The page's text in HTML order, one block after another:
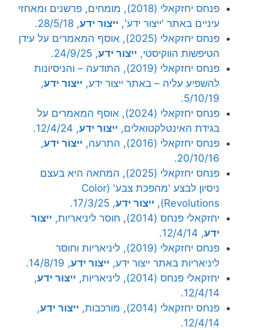
פנחס יחזקאלי (2018), מומחים, פרשנים ומאחזי
עיניים באתר 'ייצור ידע', ייצור ידע, 28/5/18.
פנחס יחזקאלי (2025), אוסף המאמרים על עידן
הטיפשות הווקיסטי, ייצור ידע, 24/9/25.
פנחס יחזקאלי (2019), התודעה – והניסיונות
להשפיע עליה – באתר ייצור ידע, ייצור ידע,
5/10/19.
פנחס יחזקאלי (2024), אוסף המאמרים על
בגידת האינטלקטואלים, ייצור ידע, 12/4/24.
פנחס יחזקאלי (2016), התרעה,
ייצור ידע,
20/10/16.
פנחס יחזקאלי (2025), המחאה היא בעצם
ניסיון לבצע 'מהפכת צבע' (Color
Revolutions),
ייצור ידע, 17/3/25.
יחזקאלי פנחס (2014), חוסר ליניאריות,
ייצור
ידע, 12/4/14.
פנחס יחזקאלי (2019), ליניאריות וחוסר
ליניאריות באתר ייצור ידע, ייצור ידע, 14/8/19.
יחזקאלי פנחס (2014), ליניאריות,
ייצור ידע,
12/4/14.
פנחס יחזקאלי (2014), מורכבות,
ייצור ידע,
12/4/14.